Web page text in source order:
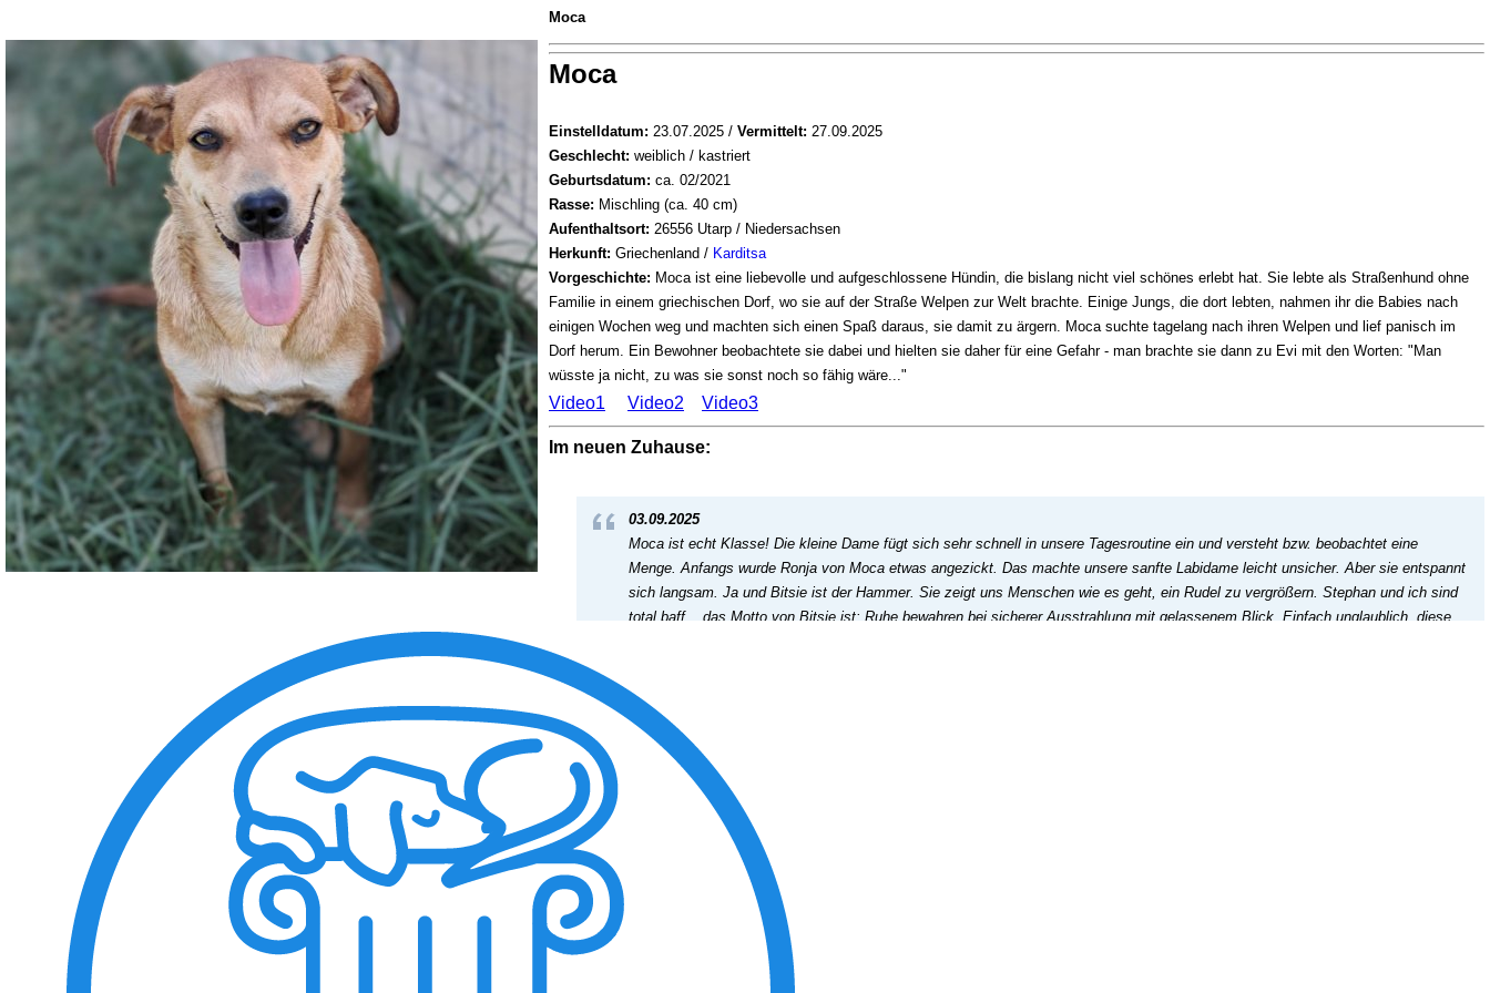
Moca
Moca
Einstelldatum: 23.07.2025 / Vermittelt: 27.09.2025
Geschlecht: weiblich / kastriert
Geburtsdatum: ca. 02/2021
Rasse: Mischling (ca. 40 cm)
Aufenthaltsort: 26556 Utarp / Niedersachsen
Herkunft: Griechenland / Karditsa
Vorgeschichte: Moca ist eine liebevolle und aufgeschlossene Hündin, die bislang nicht viel schönes erlebt hat. Sie lebte als Straßenhund ohne
Familie in einem griechischen Dorf, wo sie auf der Straße Welpen zur Welt brachte. Einige Jungs, die dort lebten, nahmen ihr die Babies nach
einigen Wochen weg und machten sich einen Spaß daraus, sie damit zu ärgern. Moca suchte tagelang nach ihren Welpen und lief panisch im
Dorf herum. Ein Bewohner beobachtete sie dabei und hielten sie daher für eine Gefahr - man brachte sie dann zu Evi mit den Worten: "Man
wüsste ja nicht, zu was sie sonst noch so fähig wäre..."
Video1 Video2 Video3
Im neuen Zuhause:
03.09.2025
Moca ist echt Klasse! Die kleine Dame fügt sich sehr schnell in unsere Tagesroutine ein und versteht bzw. beobachtet eine
Menge. Anfangs wurde Ronja von Moca etwas angezickt. Das machte unsere sanfte Labidame leicht unsicher. Aber sie entspannt
sich langsam. Ja und Bitsie ist der Hammer. Sie zeigt uns Menschen wie es geht, ein Rudel zu vergrößern. Stephan und ich sind
total baff....das Motto von Bitsie ist: Ruhe bewahren bei sicherer Ausstrahlung mit gelassenem Blick. Einfach unglaublich, diese
View the embedded image gallery online at:
https://tiere-in-not-griechenland.de/component/phocagallery/29-vermittelt2025/detail/2953-moca?
tmpl=component#sigProId5529071812